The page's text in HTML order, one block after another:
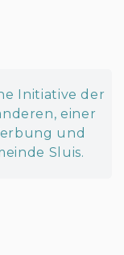
Initiative der
einer
und
Sluis.